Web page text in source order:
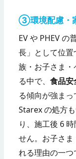
③環境配慮・
EV や PHEV の
長」として位
族・お子さま
る中で、食品安
る傾向が強まっ
Starex の処方
り、施工後 6
せん。お子さ
れる理由の一